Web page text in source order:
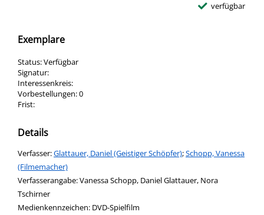
verfügbar
Exemplare
Status:Verfügbar
Signatur:
Interessenkreis:
Vorbestellungen:0
Frist:
Details
Verfasser:Suche nach diesem Verfasser
Glattauer, Daniel (Geistiger Schöpfer);Schopp, Vanessa
(Filmemacher)
Verfasserangabe:Vanessa Schopp, Daniel Glattauer, Nora
Tschirner
Medienkennzeichen: DVD-Spielfilm